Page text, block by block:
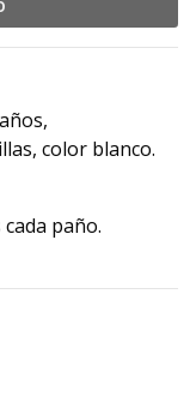
color blanco.
paño.